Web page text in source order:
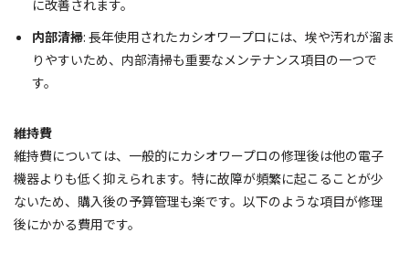
に改善されます。
内部清掃: 長年使用されたカシオワープロには、埃や汚れが溜ま
りやすいため、内部清掃も重要なメンテナンス項目の一つで
す。
維持費
維持費については、一般的にカシオワープロの修理後は他の電子
機器よりも低く抑えられます。特に故障が頻繁に起こることが少
ないため、購入後の予算管理も楽です。以下のような項目が修理
後にかかる費用です。